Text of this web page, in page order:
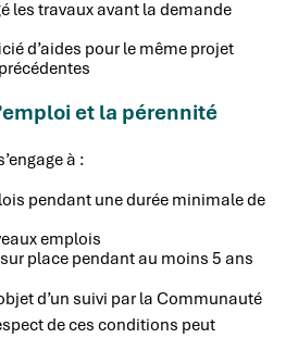
les travaux avant la demande
d’aides pour le même projet
et la pérennité
à :
pendant une durée minimale de
emplois
place pendant au moins 5 ans
d’un suivi par la Communauté
de ces conditions peut